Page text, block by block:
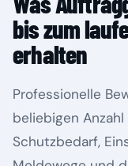
bis zum
erhalten
Professionelle
beliebigen
Schutzbedarf,